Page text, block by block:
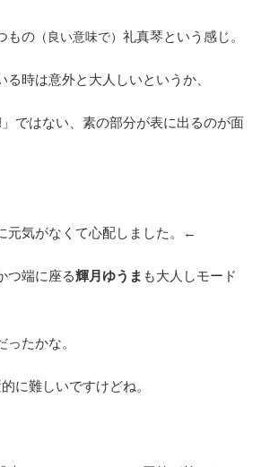
もの （良い意味で） 礼真琴という感じ。
る時は意外と大人しいというか、
」ではない、素の部分が表に出るのが面
元気がなくて心配しました。←
つ端に座る輝月ゆうま も大人しモード
たかな。
に難しいですけどね。